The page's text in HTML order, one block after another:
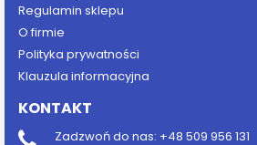
Regulamin sklepu
O firmie
Polityka prywatności
Klauzula informacyjna
KONTAKT
Zadzwoń do nas: +48 509 956 131